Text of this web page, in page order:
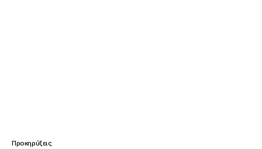
Προκηρύξεις